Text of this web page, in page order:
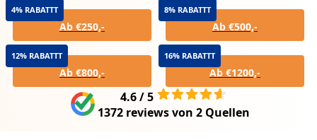
4% RABATTT
Ab €250,-
8% RABATTT
Ab €500,-
12% RABATTT
Ab €800,-
16% RABATTT
Ab €1200,-
4.6 / 5
1372 reviewsvon 2 Quellen